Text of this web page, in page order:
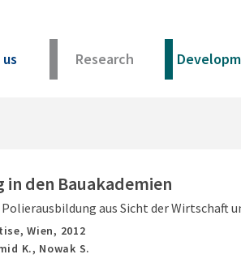
Research
in den Bauakademien
aus Sicht der Wirtschaft
Wien, 2012
K., Nowak S.